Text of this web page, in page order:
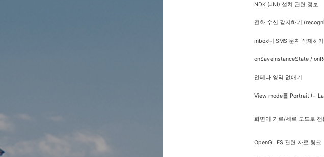
NDK (JNI) 설치 관련 정보
전화 수신 감지하기
inbox내 SMS 문자 삭제하기
onSaveInstanceState /
안테나 영역 없애기
View mode를 Portrait 나
화면이 가로/세로 모드로
OpenGL ES 관련 자료 링크